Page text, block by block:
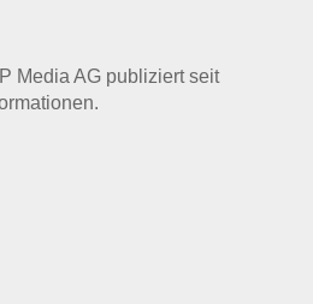
Media AG publiziert seit